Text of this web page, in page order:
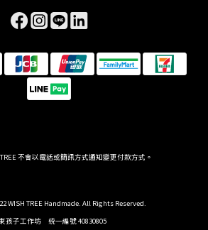
不會以電話或簡訊方式通知變更付款方式。
WISH TREE Handmade. All Rights Reserved.
孩子工作坊 統一編號 40830805